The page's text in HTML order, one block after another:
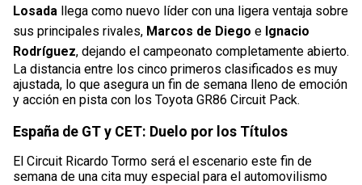
Losada llega como nuevo líder con una ligera ventaja sobre
sus principales rivales, Marcos de Diego e Ignacio
Rodríguez, dejando el campeonato completamente abierto.
La distancia entre los cinco primeros clasificados es muy
ajustada, lo que asegura un fin de semana lleno de emoción
y acción en pista con los Toyota GR86 Circuit Pack.
España de GT y CET: Duelo por los Títulos
El Circuit Ricardo Tormo será el escenario este fin de
semana de una cita muy especial para el automovilismo